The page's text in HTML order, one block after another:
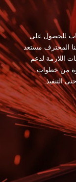
للحصول على
المحترف مستعد
اللازمة لدعم
من خطوات
التنفيذ.